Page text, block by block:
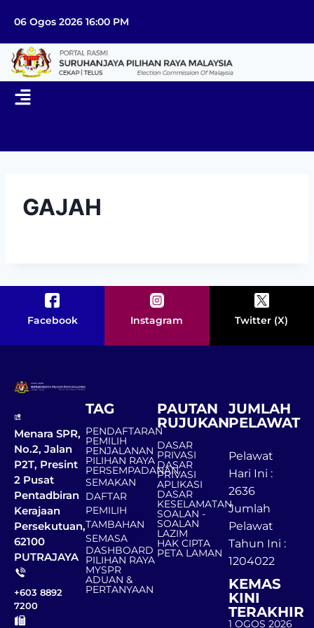
06 Ogos 2026 16:00 PM
GAJAH
Facebook Instagram Twitter (X)
Menara SPR,
No.2, Jalan
P2T, Presint
2 Pusat
Pentadbiran
Kerajaan
Persekutuan,
62100
PUTRAJAYA
+603 8892
7200
TAG
PENDAFTARAN
PEMILIH
PENJALANAN
PILIHAN RAYA
PERSEMPADANAN
SEMAKAN
DAFTAR
PEMILIH
TAMBAHAN
SEMASA
DASHBOARD
PILIHAN RAYA
MYSPR
ADUAN &
PERTANYAAN
PAUTAN
RUJUKAN
DASAR
PRIVASI
DASAR
PRIVASI
APLIKASI
DASAR
KESELAMATAN
SOALAN -
SOALAN
LAZIM
HAK CIPTA
PETA LAMAN
JUMLAH
PELAWAT
Pelawat
Hari Ini :
2636
Jumlah
Pelawat
Tahun Ini :
1204022
KEMAS
KINI
TERAKHIR
1 OGOS 2026